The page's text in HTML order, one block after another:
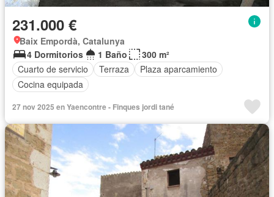
231.000 €
Baix Empordà, Catalunya
4 Dormitorios
1 Baño
300 m²
Cuarto de servicio
Terraza
Plaza aparcamiento
Cocina equipada
27 nov 2025 en Yaencontre - Finques jordi tané